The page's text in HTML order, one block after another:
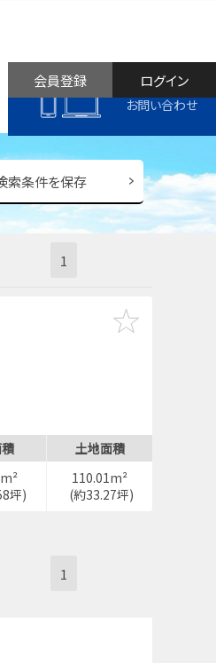
お問い合わせ
ログイン
会員登録
索条件を保存
1
土地面積
坪)
110.01m²
(約33.27坪)
1